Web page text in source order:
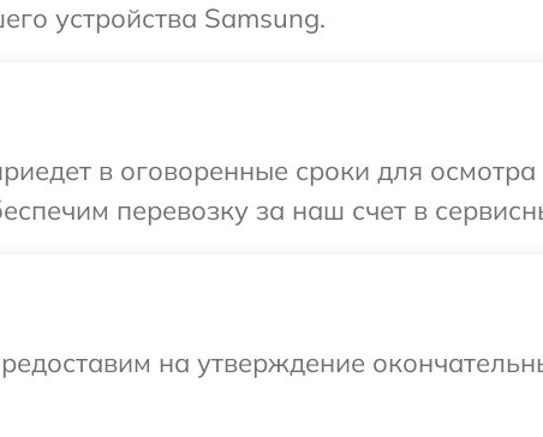
устройства Samsung.
в оговоренные сроки для
перевозку за наш счет в
на утверждение